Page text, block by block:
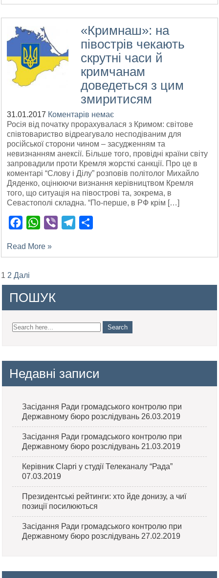
«Кримнаш»: на
півострів чекають
скрутні часи й
кримчанам
доведеться з цим
змиритисям
31.01.2017 Коментарів немає
Росія від початку прорахувалася з Кримом: світове
співтовариство відреагувало несподіваним для
російської сторони чином – засудженням та
невизнанням анексії. Більше того, провідні країни світу
запровадили проти Кремля жорсткі санкції. Про це в
коментарі “Слову і Ділу” розповів політолог Михайло
Дяденко, оцінюючи визнання керівництвом Кремля
того, що ситуація на півострові та, зокрема, в
Севастополі складна. “По-перше, в РФ крім […]
FacebookWhatsApp
Viber Telegram
Read More »
Posts
pagination
1 2 Далі
ПОШУК
Недавні записи
Засідання Ради громадського контролю при
Державному бюро розслідувань 26.03.2019
Засідання Ради громадського контролю при
Державному бюро розслідувань 21.03.2019
Керівник Clapri у студії Телеканалу “Рада”
07.03.2019
Президентські рейтинги: хто йде донизу, а чиї
позиції посилюються
Засідання Ради громадського контролю при
Державному бюро розслідувань 27.02.2019